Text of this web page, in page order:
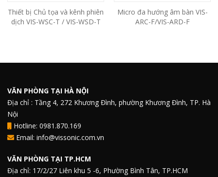
Thiết bị Chủ tọa và kênh phiên
dịch VIS-WSC-T / VIS-WSD-T
Micro đa hướng âm bàn VIS-
ARC-F/VIS-ARD-F
VĂN PHÒNG TẠI HÀ NỘI
Địa chỉ : Tầng 4, 272 Khương Đình, phường Khương Đình, TP. Hà
Nội
Hotline: 0981.870.169
Email: info@vissonic.com.vn
VĂN PHÒNG TẠI TP.HCM
Địa chỉ: 17/2/27 Liên khu 5 -6, Phường Bình Tân, TP.HCM